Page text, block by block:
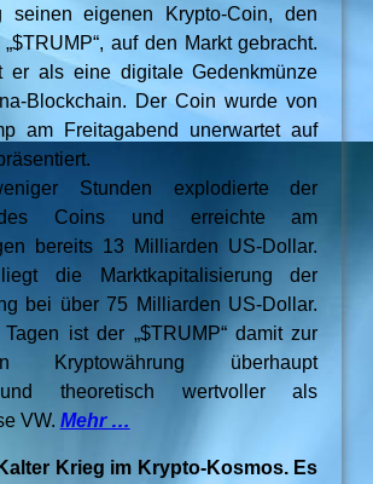
seinen eigenen Krypto-Coin, den
auf den Markt gebracht.
er als eine digitale Gedenkmünze
Blockchain. Der Coin wurde von
am Freitagabend unerwartet auf
Stunden explodierte der
des Coins und erreichte am
bereits 13 Milliarden US-Dollar.
liegt die Marktkapitalisierung der
bei über 75 Milliarden US-Dollar.
ist der „$TRUMP“ damit zur
Kryptowährung überhaupt
theoretisch wertvoller als
VW. Mehr …
Krieg im Krypto-Kosmos. Es